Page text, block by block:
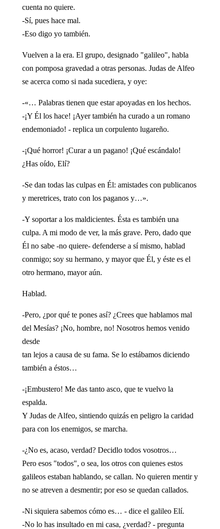
cuenta no quiere.
-Sí, pues hace mal.
-Eso digo yo también.
Vuelven a la era. El grupo, designado "galileo", habla
con pomposa gravedad a otras personas. Judas de Alfeo
se acerca como si nada sucediera, y oye:
-«… Palabras tienen que estar apoyadas en los hechos.
-¡Y Él los hace! ¡Ayer también ha curado a un romano
endemoniado! - replica un corpulento lugareño.
-¡Qué horror! ¡Curar a un pagano! ¡Qué escándalo!
¿Has oído, Elí?
-Se dan todas las culpas en Él: amistades con publicanos
y meretrices, trato con los paganos y…».
-Y soportar a los maldicientes. Ésta es también una
culpa. A mi modo de ver, la más grave. Pero, dado que
Él no sabe -no quiere- defenderse a sí mismo, hablad
conmigo; soy su hermano, y mayor que Él, y éste es el
otro hermano, mayor aún.
Hablad.
-Pero, ¿por qué te pones así? ¿Crees que hablamos mal
del Mesías? ¡No, hombre, no! Nosotros hemos venido
desde
tan lejos a causa de su fama. Se lo estábamos diciendo
también a éstos…
-¡Embustero! Me das tanto asco, que te vuelvo la
espalda.
Y Judas de Alfeo, sintiendo quizás en peligro la caridad
para con los enemigos, se marcha.
-¿No es, acaso, verdad? Decidlo todos vosotros…
Pero esos "todos", o sea, los otros con quienes estos
galileos estaban hablando, se callan. No quieren mentir y
no se atreven a desmentir; por eso se quedan callados.
-Ni siquiera sabemos cómo es… - dice el galileo Elí.
-No lo has insultado en mi casa, ¿verdad? - pregunta